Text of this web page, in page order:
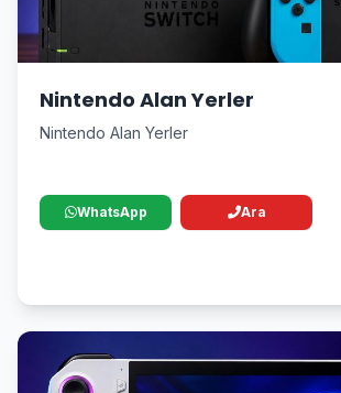
Nintendo Alan Yerler
Nintendo Alan Yerler
WhatsApp Ara